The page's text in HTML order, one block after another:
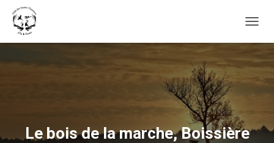
Le bois de la marche, Boissière